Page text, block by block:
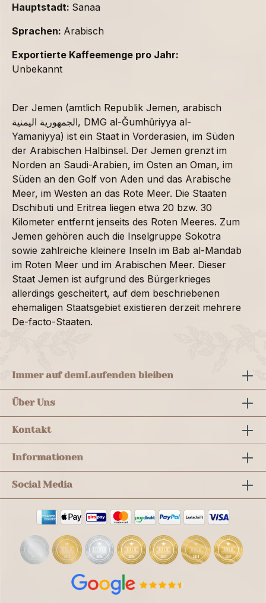
Hauptstadt: Sanaa
Sprachen: Arabisch
Exportierte Kaffeemenge pro Jahr:
Unbekannt
Der Jemen (amtlich Republik Jemen, arabisch
الجمهورية اليمنية, DMG al-Ǧumhūriyya al-
Yamaniyya) ist ein Staat in Vorderasien, im Süden
der Arabischen Halbinsel. Der Jemen grenzt im
Norden an Saudi-Arabien, im Osten an Oman, im
Süden an den Golf von Aden und das Arabische
Meer, im Westen an das Rote Meer. Die Staaten
Dschibuti und Eritrea liegen etwa 20 bzw. 30
Kilometer entfernt jenseits des Roten Meeres. Zum
Jemen gehören auch die Inselgruppe Sokotra
sowie zahlreiche kleinere Inseln im Bab al-Mandab
im Roten Meer und im Arabischen Meer. Dieser
Staat Jemen ist aufgrund des Bürgerkrieges
allerdings gescheitert, auf dem beschriebenen
ehemaligen Staatsgebiet existieren derzeit mehrere
De-facto-Staaten.
Immer auf demLaufenden bleiben
Über Uns
Kontakt
Informationen
Social Media